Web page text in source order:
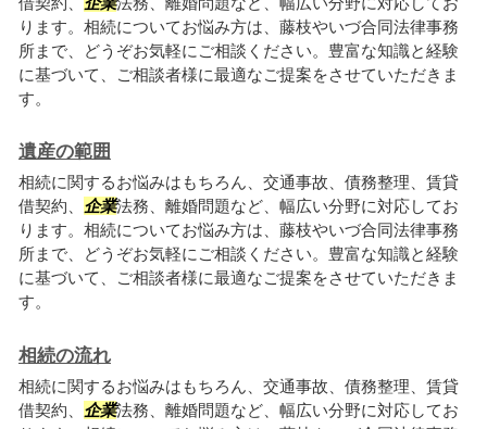
ります。相続についてお悩み方は、藤枝やいづ合同法律事務
所まで、どうぞお気軽にご相談ください。豊富な知識と経験
に基づいて、ご相談者様に最適なご提案をさせていただきま
す。
遺産の範囲
相続に関するお悩みはもちろん、交通事故、債務整理、賃貸
借契約、 企業法務、離婚問題など、幅広い分野に対応してお
ります。相続についてお悩み方は、藤枝やいづ合同法律事務
所まで、どうぞお気軽にご相談ください。豊富な知識と経験
に基づいて、ご相談者様に最適なご提案をさせていただきま
す。
相続の流れ
相続に関するお悩みはもちろん、交通事故、債務整理、賃貸
借契約、 企業法務、離婚問題など、幅広い分野に対応してお